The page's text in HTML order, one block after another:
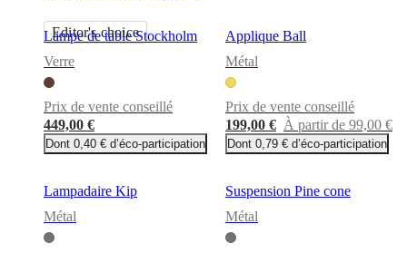
d’accessibilitéDevenir
franchiséProfessionalsTrade
ProgramProjects
Editor's choice
Lampe de table Stockholm
Verre
Prix de vente conseillé
449,00 €
Dont 0,40 € d’éco-participation
Applique Ball
Métal
Prix de vente conseillé
199,00 € À partir de 99,00 €
Dont 0,79 € d’éco-participation
Lampadaire Kip
Métal
Suspension Pine cone
Métal